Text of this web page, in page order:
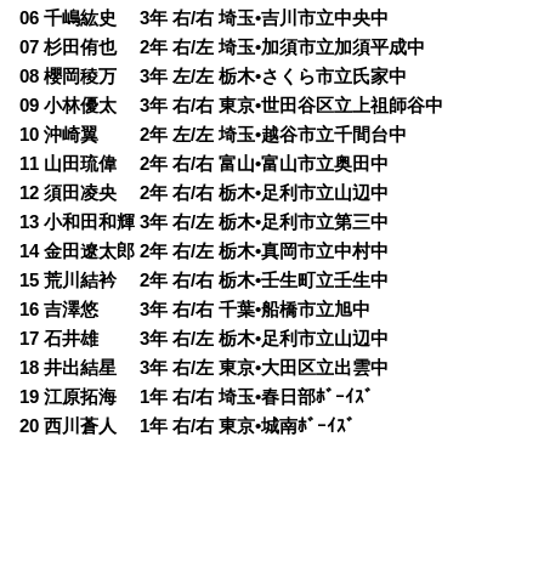
06 千嶋紘史 3年 右/右 埼玉•吉川市立中央中
07 杉田侑也 2年 右/左 埼玉•加須市立加須平成中
08 櫻岡稜万 3年 左/左 栃木•さくら市立氏家中
09 小林優太 3年 右/右 東京•世田谷区立上祖師谷中
10 沖崎翼 2年 左/左 埼玉•越谷市立千間台中
11 山田琉偉 2年 右/右 富山•富山市立奥田中
12 須田凌央 2年 右/右 栃木•足利市立山辺中
13 小和田和輝 3年 右/左 栃木•足利市立第三中
14 金田遼太郎 2年 右/左 栃木•真岡市立中村中
15 荒川結衿 2年 右/右 栃木•壬生町立壬生中
16 吉澤悠 3年 右/右 千葉•船橋市立旭中
17 石井雄 3年 右/左 栃木•足利市立山辺中
18 井出結星 3年 右/左 東京•大田区立出雲中
19 江原拓海 1年 右/右 埼玉•春日部ﾎﾞｰｲｽﾞ
20 西川蒼人 1年 右/右 東京•城南ﾎﾞｰｲｽﾞ